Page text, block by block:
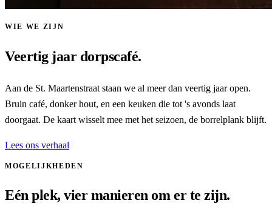
WIE WE ZIJN
Veertig jaar dorpscafé.
Aan de St. Maartenstraat staan we al meer dan veertig jaar open.
Bruin café, donker hout, en een keuken die tot 's avonds laat
doorgaat. De kaart wisselt mee met het seizoen, de borrelplank blijft.
Lees ons verhaal
MOGELIJKHEDEN
Eén plek, vier manieren om er te zijn.